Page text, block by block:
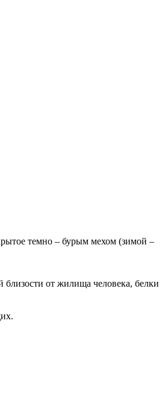
темно – бурым мехом (зимой –
от жилища человека, белки